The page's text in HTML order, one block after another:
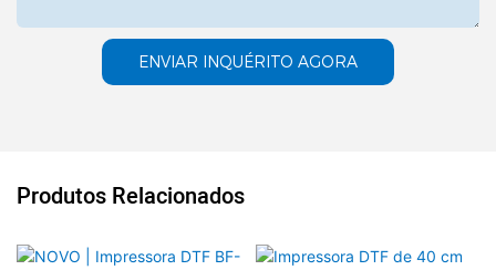
ENVIAR INQUÉRITO AGORA
Produtos Relacionados